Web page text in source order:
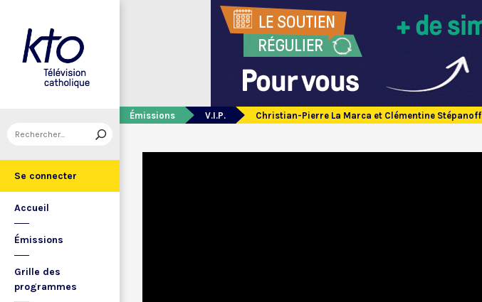
Se connecter
Accueil
Émissions
Grille des
programmes
Émissions V.I.P. Christian-Pierre La Marca et Clémentine Stépanoff